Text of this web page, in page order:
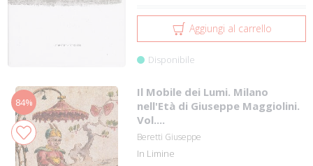
Aggiungi al carrello
Disponibile
84%
Il Mobile dei Lumi. Milano
nell'Età di Giuseppe Maggiolini.
Vol....
Beretti Giuseppe
In Limine